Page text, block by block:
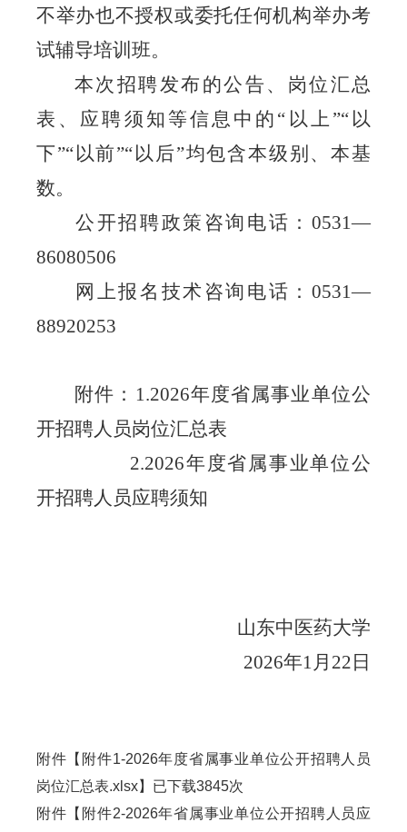
不举办也不授权或委托任何机构举办考
试辅导培训班。
本次招聘发布的公告、岗位汇总
表、应聘须知等信息中的 “ 以上 ”“以
下”“以前”“ 以后”均包含本级别、本基
数。
公开招聘政策咨询电话： 0531—
86080506
网上报名技术咨询电话： 0531—
88920253
附件： 1.2026年度省属事业单位公
开招聘人员岗位汇总表
2.2026年度省属事业单位公
开招聘人员应聘须知
山东中医药大学
2026年1月 22 日
附件【 附件1-2026年度省属事业单位公开招聘人员
岗位汇总表.xlsx】已下载3845次
附件【 附件2-2026年省属事业单位公开招聘人员应